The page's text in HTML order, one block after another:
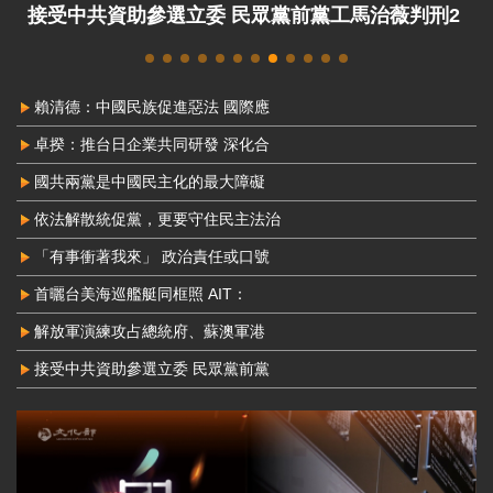
接受中共資助參選立委 民眾黨前黨工馬治薇判刑2
賴清德：中國民族促進惡法 國際應
卓揆：推台日企業共同研發 深化合
國共兩黨是中國民主化的最大障礙
依法解散統促黨，更要守住民主法治
「有事衝著我來」 政治責任或口號
首曬台美海巡艦艇同框照 AIT：
解放軍演練攻占總統府、蘇澳軍港
接受中共資助參選立委 民眾黨前黨